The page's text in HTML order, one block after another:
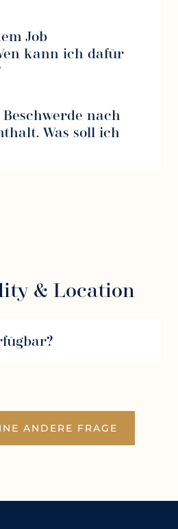
Job
kann ich dafür
nach
Was soll ich
& Location
ANDERE FRAGE